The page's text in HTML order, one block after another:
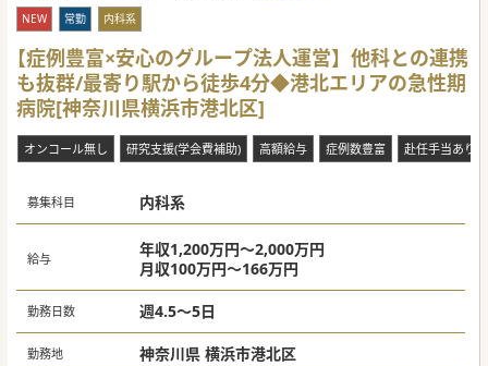
NEW 常勤 内科系
【症例豊富×安心のグループ法人運営】他科との連携
も抜群/最寄り駅から徒歩4分◆港北エリアの急性期
病院[神奈川県横浜市港北区]
オンコール無し 研究支援(学会費補助) 高額給与 症例数豊富 赴任手当あり
募集科目 内科系
給与
年収1,200万円～2,000万円
月収100万円～166万円
勤務日数 週4.5～5日
勤務地 神奈川県 横浜市港北区